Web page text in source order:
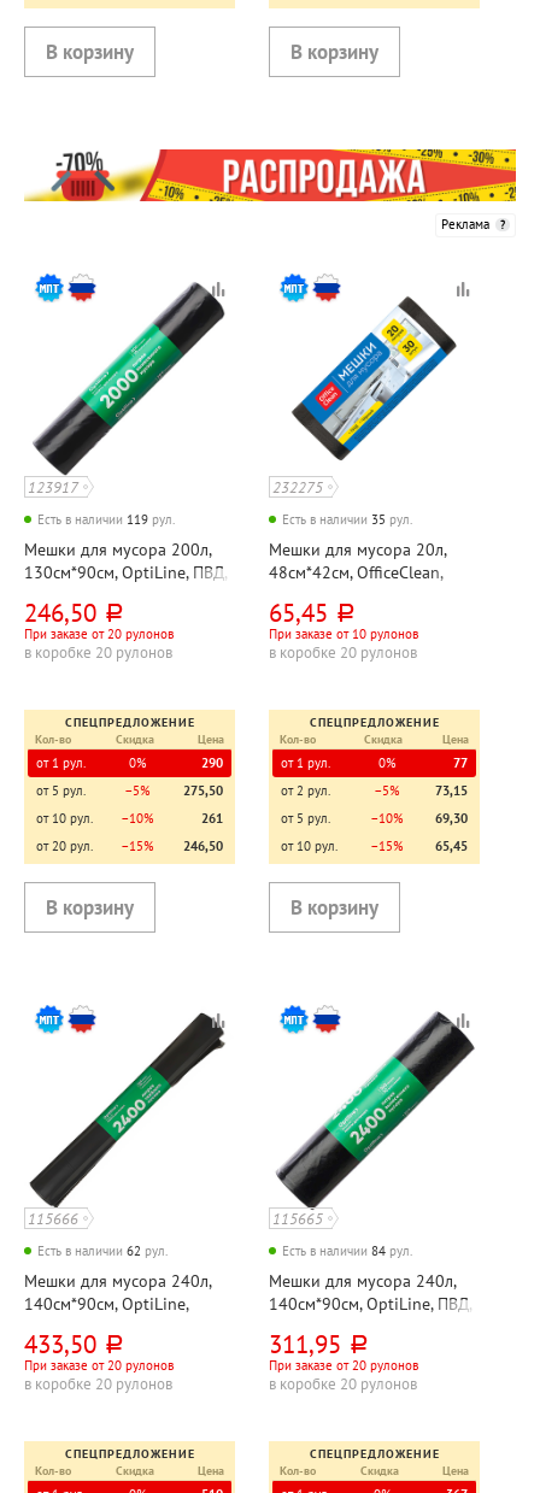
Реклама
123917
Есть в наличии 119 рул.
Мешки для мусора 200л,
130см*90см, OptiLine, ПВД,
246,50 руб.
При заказе от 20 рулонов
в коробке 20 рулонов
СПЕЦПРЕДЛОЖЕНИЕ
Кол-во
Скидка Цена
от 1 рул. 0%
290
от 5 рул.
−5%
275,50
от 10 рул.
−10%
261
от 20 рул.
−15% 246,50
232275
Есть в наличии 35 рул.
Мешки для мусора 20л,
48см*42см, OfficeClean,
рул
65,45 руб.
При заказе от 10 рулонов
в коробке 20 рулонов
СПЕЦПРЕДЛОЖЕНИЕ
Кол-во
Скидка Цена
от 1 рул. 0%
77
от 2 рул.
−5%
73,15
от 5 рул.
−10%
69,30
от 10 рул.
−15% 65,45
115666
Есть в наличии 62 рул.
Мешки для мусора 240л,
140см*90см, OptiLine,
черные, 10шт, рул
433,50 руб.
При заказе от 20 рулонов
в коробке 20 рулонов
СПЕЦПРЕДЛОЖЕНИЕ
Кол-во
Скидка Цена
115665
Есть в наличии 84 рул.
Мешки для мусора 240л,
140см*90см, OptiLine, ПВД,
311,95 руб.
При заказе от 20 рулонов
в коробке 20 рулонов
СПЕЦПРЕДЛОЖЕНИЕ
Кол-во
Скидка Цена